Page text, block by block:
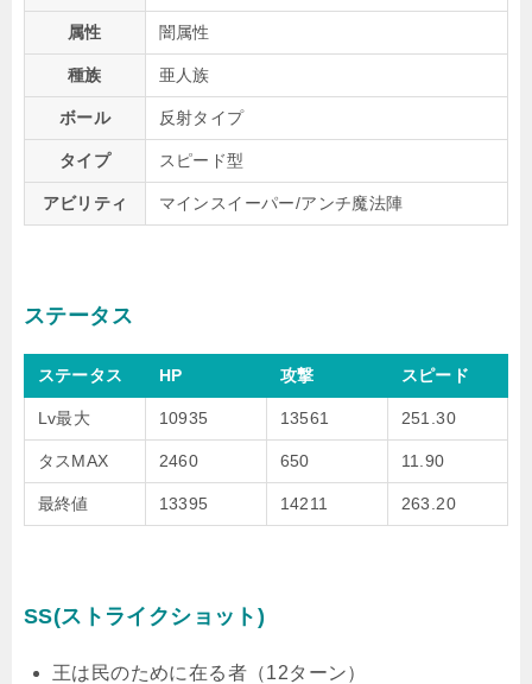
属性 闇属性
種族 亜人族
ボール 反射タイプ
タイプ スピード型
アビリティ マインスイーパー/アンチ魔法陣
ステータス
ステータス HP 攻撃 スピード
Lv最大 10935 13561 251.30
タスMAX 2460 650 11.90
最終値 13395 14211 263.20
SS(ストライクショット)
王は民のために在る者（12ターン）